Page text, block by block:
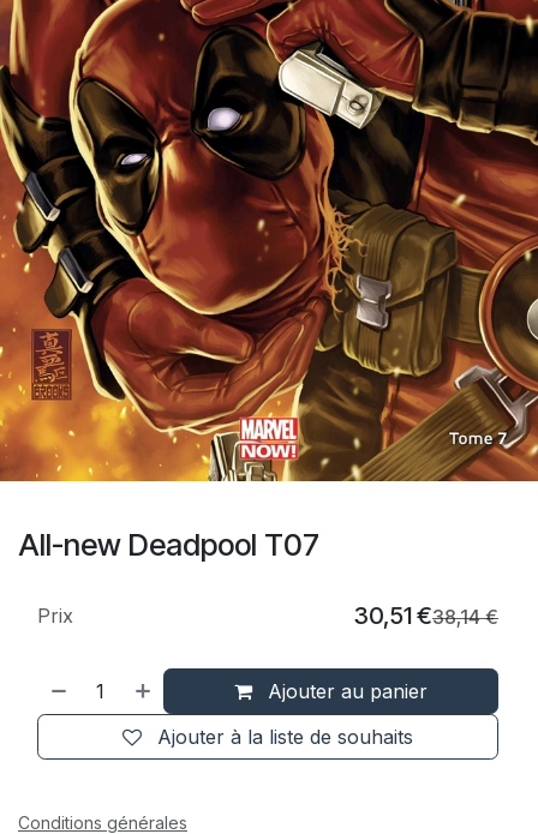
All-new Deadpool T07
Ajouter au panier
Ajouter à la liste de souhaits
Prix 30,51€38,14€
Conditions générales